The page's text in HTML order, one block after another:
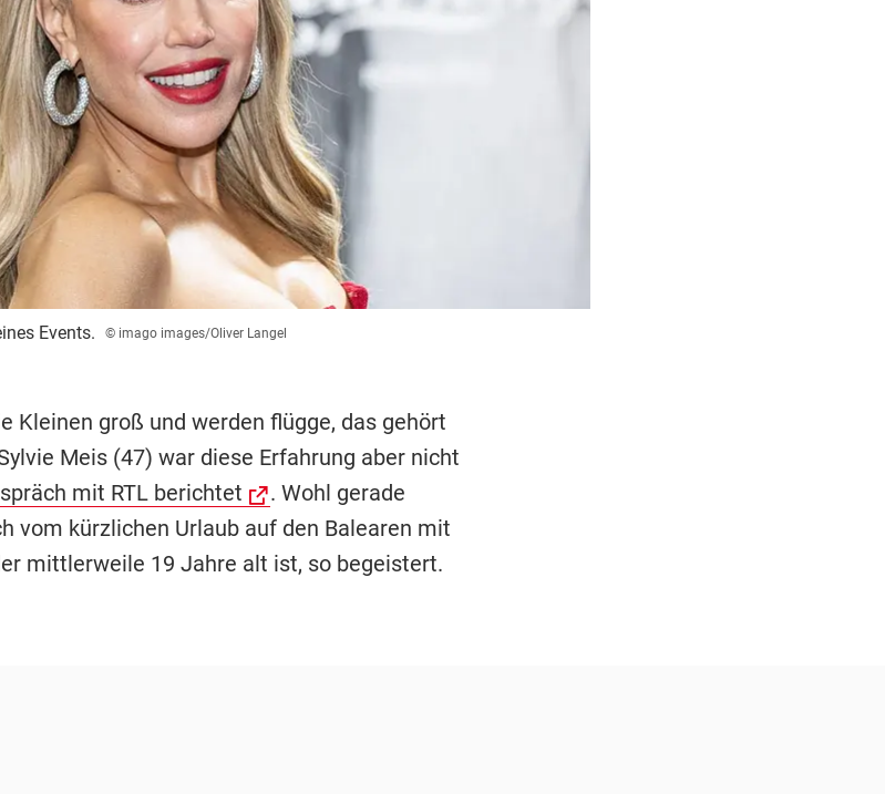
Events. © imago images/Oliver Langel
Kleinen groß und werden flügge, das gehört
Meis (47) war diese Erfahrung aber nicht
mit RTL berichtet
. Wohl gerade
vom kürzlichen Urlaub auf den Balearen mit
mittlerweile 19 Jahre alt ist, so begeistert.